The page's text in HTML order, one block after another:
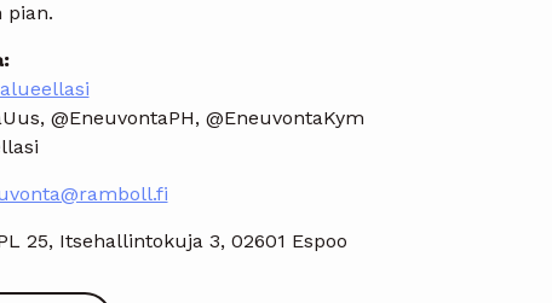
pian.
@EneuvontaPH, @EneuvontaKym
25, Itsehallintokuja 3, 02601 Espoo